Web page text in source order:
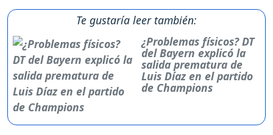
Te gustaría leer también:
¿Problemas físicos? DT
del Bayern explicó la
salida prematura de
Luis Díaz en el partido
de Champions